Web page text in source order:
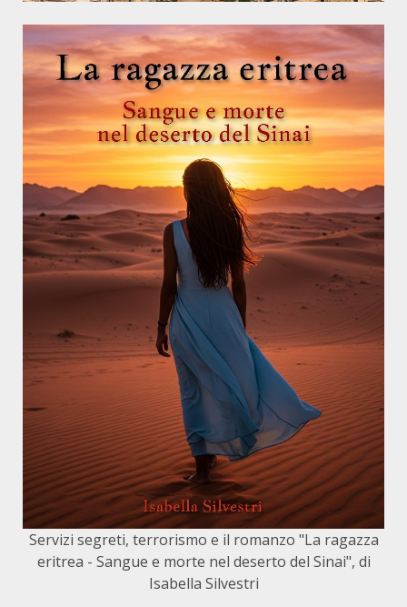
Servizi segreti, terrorismo e il romanzo "La ragazza
eritrea - Sangue e morte nel deserto del Sinai", di
Isabella Silvestri